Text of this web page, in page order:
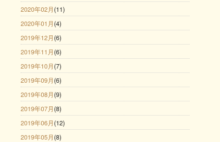
2020年02月 (11)
2020年01月 (4)
2019年12月 (6)
2019年11月 (6)
2019年10月 (7)
2019年09月 (6)
2019年08月 (9)
2019年07月 (8)
2019年06月 (12)
2019年05月 (8)